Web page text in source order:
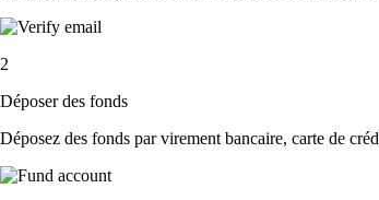
2
Déposer des fonds
Déposez des fonds par virement bancaire, carte de